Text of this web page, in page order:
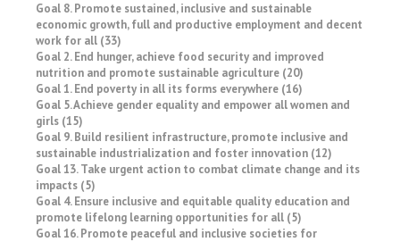
Goal 8. Promote sustained, inclusive and sustainable
economic growth, full and productive employment and decent
work for all (33)
Goal 2. End hunger, achieve food security and improved
nutrition and promote sustainable agriculture (20)
Goal 1. End poverty in all its forms everywhere (16)
Goal 5. Achieve gender equality and empower all women and
girls (15)
Goal 9. Build resilient infrastructure, promote inclusive and
sustainable industrialization and foster innovation (12)
Goal 13. Take urgent action to combat climate change and its
impacts (5)
Goal 4. Ensure inclusive and equitable quality education and
promote lifelong learning opportunities for all (5)
Goal 16. Promote peaceful and inclusive societies for